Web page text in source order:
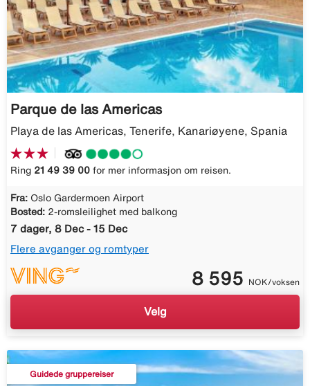
Parque de las Americas
Playa de las Americas, Tenerife, Kanariøyene, Spania
Ring 21 49 39 00 for mer informasjon om reisen.
Fra: Oslo Gardermoen Airport
Bosted: 2-romsleilighet med balkong
7 dager, 8 Dec - 15 Dec
Flere avganger og romtyper
8 595 NOK/voksen
Velg
Guidede gruppereiser